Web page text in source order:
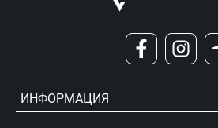
ИНФОРМАЦИЯ